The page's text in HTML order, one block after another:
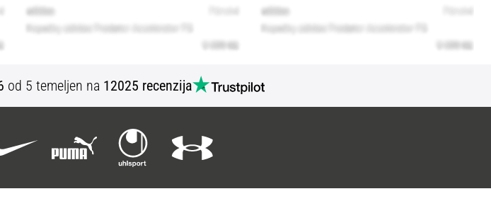
od 5 temeljen na 12025 recenzija